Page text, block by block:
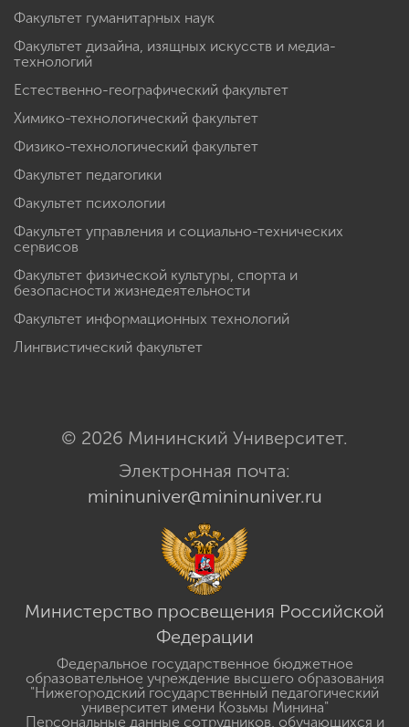
Факультет гуманитарных наук
Факультет дизайна, изящных искусств и медиа-
технологий
Естественно-географический факультет
Химико-технологический факультет
Физико-технологический факультет
Факультет педагогики
Факультет психологии
Факультет управления и социально-технических
сервисов
Факультет физической культуры, спорта и
безопасности жизнедеятельности
Факультет информационных технологий
Лингвистический факультет
© 2026 Мининский Университет.
Электронная почта:
mininuniver@mininuniver.ru
Министерство просвещения Российской
Федерации
Федеральное государственное бюджетное
образовательное учреждение высшего образования
"Нижегородский государственный педагогический
университет имени Козьмы Минина"
Персональные данные сотрудников, обучающихся и